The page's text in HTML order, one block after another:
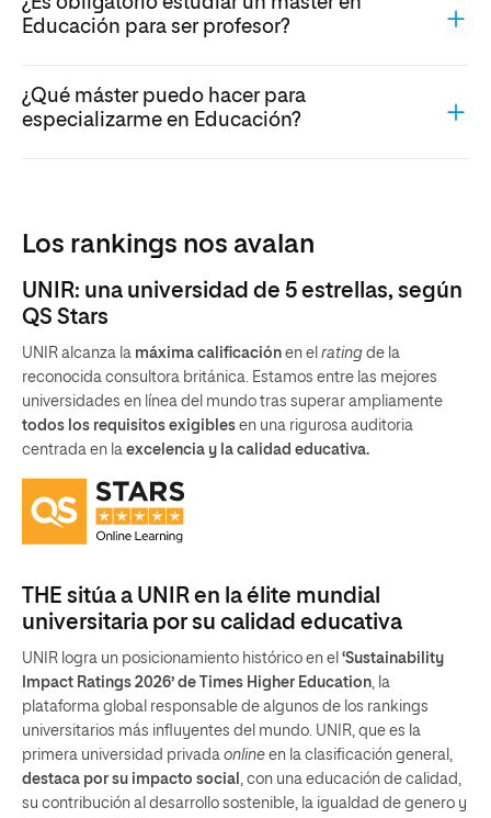
Educación para ser profesor?
¿Qué máster puedo hacer para
especializarme en Educación?
Los rankings nos avalan
UNIR: una universidad de 5 estrellas, según
QS Stars
UNIR alcanza la máxima calificación en el rating de la
reconocida consultora británica. Estamos entre las mejores
universidades en línea del mundo tras superar ampliamente
todos los requisitos exigibles en una rigurosa auditoria
centrada en la excelencia y la calidad educativa.
THE sitúa a UNIR en la élite mundial
universitaria por su calidad educativa
UNIR logra un posicionamiento histórico en el ‘Sustainability
Impact Ratings 2026’ de Times Higher Education , la
plataforma global responsable de algunos de los rankings
universitarios más influyentes del mundo. UNIR, que es la
primera universidad privada online en la clasificación general,
destaca por su impacto social
, con una educación de calidad,
su contribución al desarrollo sostenible, la igualdad de genero y